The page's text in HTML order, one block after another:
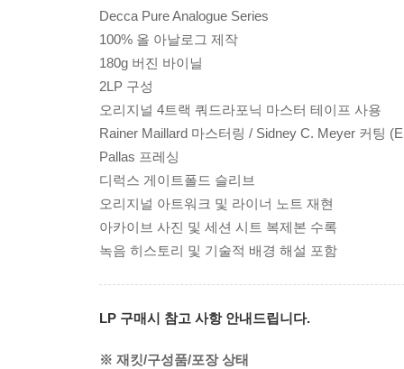
Decca Pure Analogue Series
100% 올 아날로그 제작
180g 버진 바이닐
2LP 구성
오리지널 4트랙 쿼드라포닉 마스터 테이프 사용
Rainer Maillard 마스터링 / Sidney C. Meyer 커팅
Pallas 프레싱
디럭스 게이트폴드 슬리브
오리지널 아트워크 및 라이너 노트 재현
아카이브 사진 및 세션 시트 복제본 수록
녹음 히스토리 및 기술적 배경 해설 포함
LP 구매시 참고 사항 안내드립니다.
※ 재킷/구성품/포장 상태